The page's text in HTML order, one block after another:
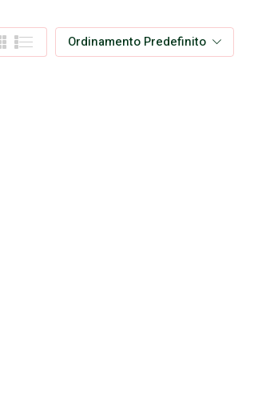
Ordinamento Predefinito